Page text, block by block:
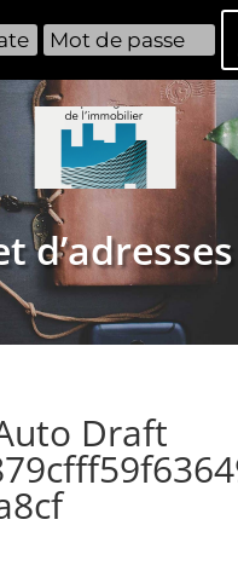
Draft